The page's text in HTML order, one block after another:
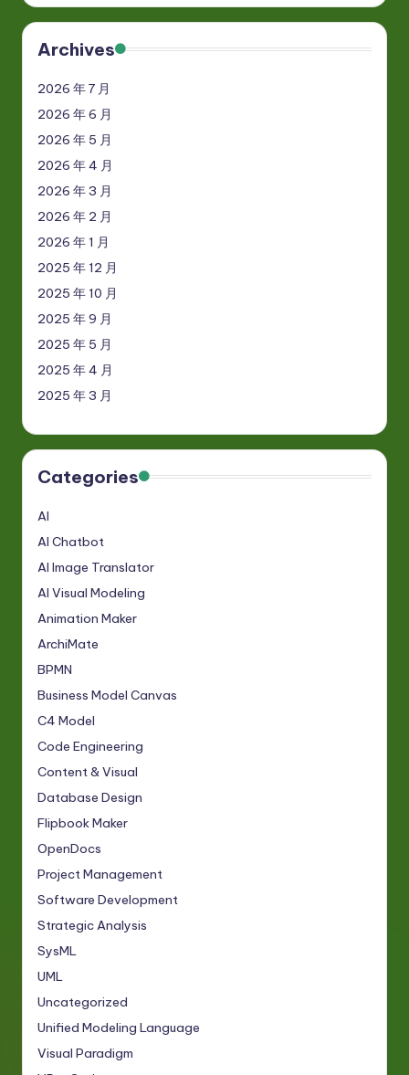
Archives
2026 年 7 月
2026 年 6 月
2026 年 5 月
2026 年 4 月
2026 年 3 月
2026 年 2 月
2026 年 1 月
2025 年 12 月
2025 年 10 月
2025 年 9 月
2025 年 5 月
2025 年 4 月
2025 年 3 月
Categories
AI
AI Chatbot
AI Image Translator
AI Visual Modeling
Animation Maker
ArchiMate
BPMN
Business Model Canvas
C4 Model
Code Engineering
Content & Visual
Database Design
Flipbook Maker
OpenDocs
Project Management
Software Development
Strategic Analysis
SysML
UML
Uncategorized
Unified Modeling Language
Visual Paradigm